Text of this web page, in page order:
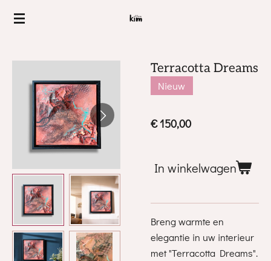
Ga
de
Terracotta Dreams
Nieuw
€ 150,00
In winkelwagen
Breng warmte en
elegantie in uw interieur
met "Terracotta Dreams".